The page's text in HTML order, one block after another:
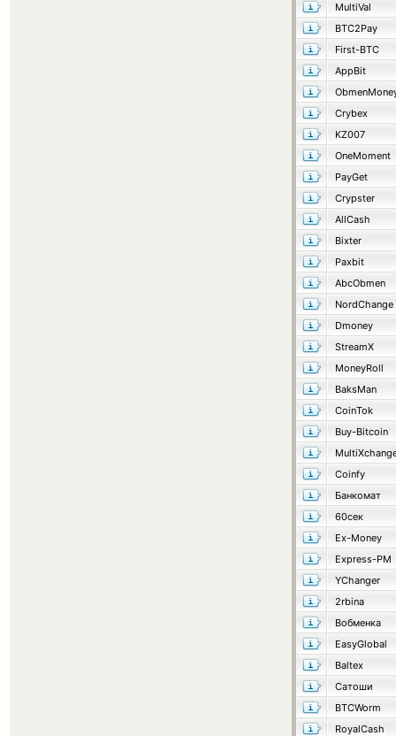
MultiVal
BTC2Pay
First-BTC
AppBit
Crybex
KZ007
OneMoment
PayGet
Crypster
AllCash
Bixter
Paxbit
AbcObmen
NordChange
Dmoney
StreamX
MoneyRoll
BaksMan
CoinTok
Buy-Bitcoin
Coinfy
Банкомат
60сек
Ex-Money
Express-PM
YChanger
2rbina
Вобменка
EasyGlobal
Baltex
Сатоши
BTCWorm
RoyalCash